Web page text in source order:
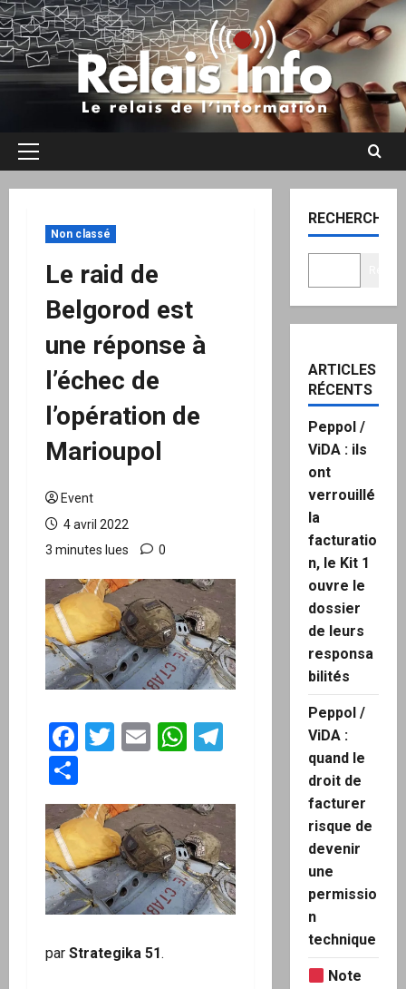
Aller
au
contenu
Menu
Non classé
Le raid de
Belgorod est
une réponse à
l’échec de
l’opération de
Marioupol
Event
4 avril 2022
3 minutes lues
0
Facebook
Twitter
EmailWhatsApp
Telegram
par Strategika 51.
RECHERCHER
ARTICLES
RÉCENTS
Peppol /
ViDA : ils
ont
verrouillé
la
facturatio
n, le Kit 1
ouvre le
dossier
de leurs
responsa
bilités
Peppol /
ViDA :
quand le
droit de
facturer
risque de
devenir
une
permissio
n
technique
Note